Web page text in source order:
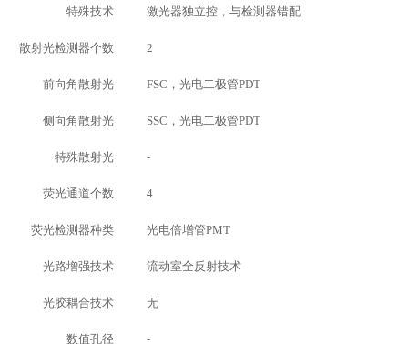
特殊技术 激光器独立控，与检测器错配
散射光检测器个数 2
前向角散射光 FSC，光电二极管PDT
侧向角散射光 SSC，光电二极管PDT
特殊散射光 -
荧光通道个数 4
荧光检测器种类 光电倍增管PMT
光路增强技术 流动室全反射技术
光胶耦合技术 无
数值孔径 -